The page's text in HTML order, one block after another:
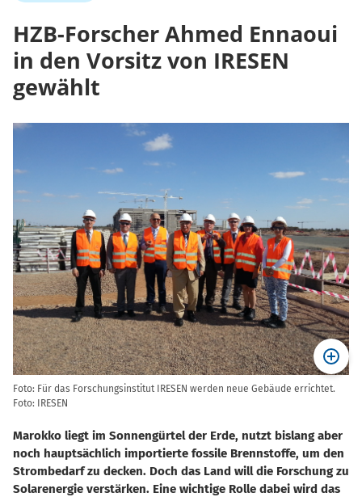
HZB-Forscher Ahmed Ennaoui
in den Vorsitz von IRESEN
gewählt
Foto: Für das Forschungsinstitut IRESEN werden neue Gebäude errichtet.
Foto: IRESEN
Marokko liegt im Sonnengürtel der Erde, nutzt bislang aber
noch hauptsächlich importierte fossile Brennstoffe, um den
Strombedarf zu decken. Doch das Land will die Forschung zu
Solarenergie verstärken. Eine wichtige Rolle dabei wird das